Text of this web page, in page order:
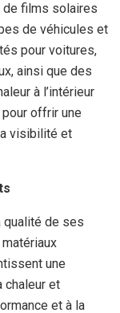
films solaires
de véhicules et
pour voitures,
ainsi que des
à l’intérieur
offrir une
visibilité et
qualité de ses
une
chaleur et
et à la